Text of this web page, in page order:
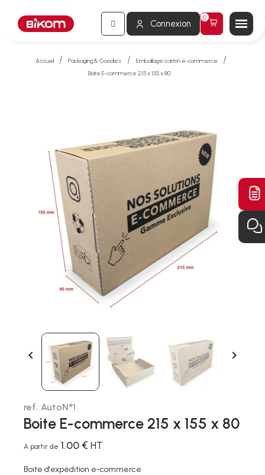
Connexion
Accueil Packaging & Goodies
Emballage carton e-commerce
Boite E-commerce 215 x 155 x 80
 
ref. AutoN°1
Boite E-commerce 215 x 155 x 80
A partir de 1.00 € HT
Boite d'expédition e-commerce